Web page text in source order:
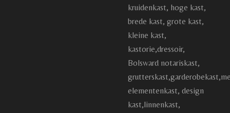
kruidenkast, hoge kast,
brede kast, grote kast,
kleine kast,
kastorie,dressoir,
Bolsward notariskast,
elementenkast, design
kast,linnenkast,